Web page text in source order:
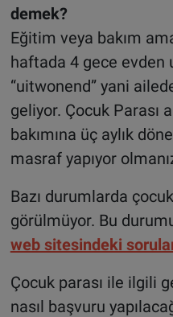
demek?
Eğitim veya bakım
haftada 4 gece evden
“uitwonend” yani
geliyor. Çocuk Parası
bakımına üç aylık
masraf yapıyor
Bazı durumlarda
görülmüyor. Bu
web sitesindeki
Çocuk parası ile ilgili
nasıl başvuru